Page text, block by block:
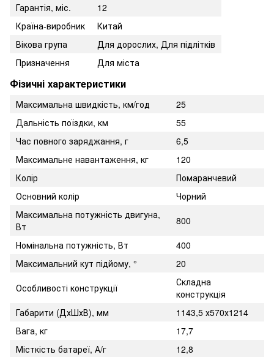
Гарантія, міс.
12
Країна-виробник
Китай
Вікова група
Для дорослих, Для підлітків
Призначення
Для міста
Фізичні характеристики
Максимальна швидкість, км/год
25
Дальність поїздки, км
55
Час повного заряджання, г
6,5
Максимальне навантаження, кг
120
Колір
Помаранчевий
Основний колір
Чорний
Максимальна потужність двигуна,
Вт
800
Номінальна потужність, Вт
400
Максимальний кут підйому, °
20
Особливості конструкції
Складна
конструкція
Габарити (ДхШхВ), мм
1143,5 х570х1214
Вага, кг
17,7
Місткість батареї, А/г
12,8